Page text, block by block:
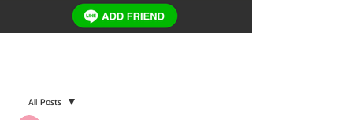
All Posts